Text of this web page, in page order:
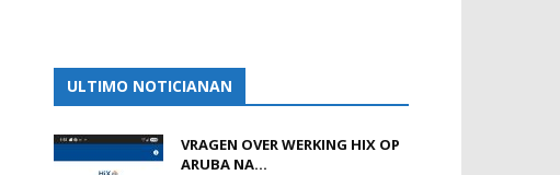
ULTIMO NOTICIANAN
VRAGEN OVER WERKING HIX OP
ARUBA NA...